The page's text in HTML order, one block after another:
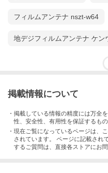
フィルムアンテナ nszt-w64
地デジフィルムアンテナ ケン
掲載情報について
・掲載している情報の精度には万全
性、安全性、有用性を保証するもの
・現在ご覧になっているページは、
されています。 ページに記載され
するご質問は、直接各ストアにお問